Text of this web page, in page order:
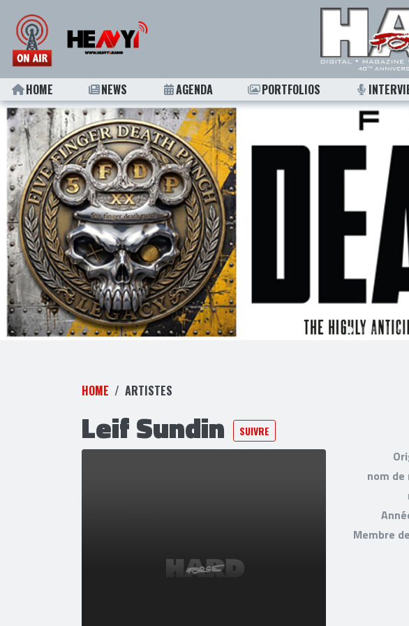
HOME NEWS AGENDA PORTFOLIOS
HOME ARTISTES
Leif Sundin SUIVRE
nom de
Membre